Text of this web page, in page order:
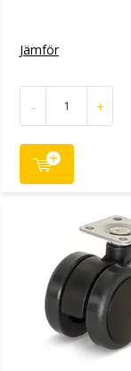
Jämför
- +